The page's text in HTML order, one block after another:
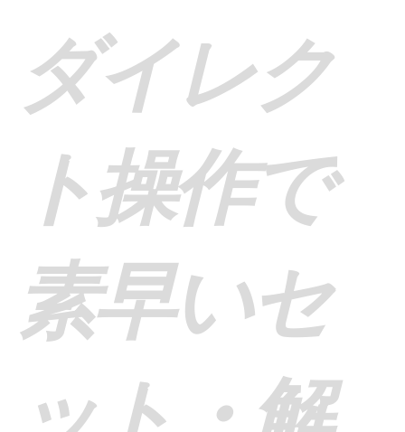
ダイレク
ト操作で
素早いセ